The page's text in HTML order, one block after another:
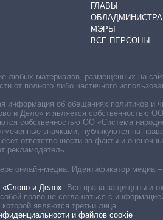
ГЛАВЫ
МЭРЫ
ВСЕ ПЕРСОНЫ
онлайн-медиа. Идентификатор медиа –
«Слово и Дело» Все права защищены и
право не соглашаться с
являются третьи лица.
и файлов cookie
любых материалов, размещённых на
от полного либо частичного
информация об обещаниях политиков и
и Дело» и является собственностью
собственностью ОО «Система
значками, публикуются на
ответственности за факты и
рекламодатель.